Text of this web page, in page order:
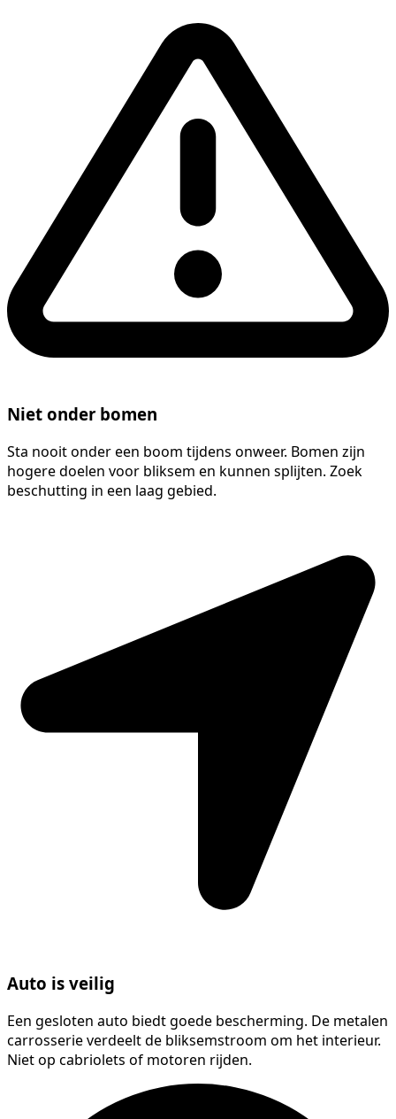
Niet onder bomen
Sta nooit onder een boom tijdens onweer. Bomen zijn
hogere doelen voor bliksem en kunnen splijten. Zoek
beschutting in een laag gebied.
Auto is veilig
Een gesloten auto biedt goede bescherming. De metalen
carrosserie verdeelt de bliksemstroom om het interieur.
Niet op cabriolets of motoren rijden.